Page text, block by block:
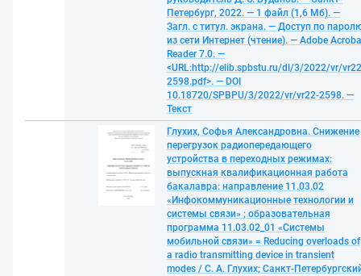
Петербург, 2022. — 1 файл (1,6 Мб). —
Загл. с титул. экрана. — Доступ по
из сети Интернет (чтение). — Adobe
Reader 7.0. —
<URL:http://elib.spbstu.ru/dl/3/2022/vr/
2598.pdf>. — DOI
10.18720/SPBPU/3/2022/vr/vr22-2598. —
Текст
Глухих, Софья Александровна. Снижение
перегрузок радиопередающего
устройства в переходных режимах:
выпускная квалификационная работа
бакалавра: направление 11.03.02
«Инфокоммуникационные технологии и
системы связи» ; образовательная
программа 11.03.02_01 «Системы
мобильной связи» = Reducing overloads of
a radio transmitting device in transient
modes / С. А. Глухих; Санкт-